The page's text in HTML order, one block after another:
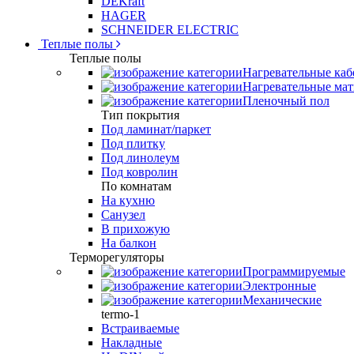
HAGER
SCHNEIDER ELECTRIC
Теплые полы
Теплые полы
Нагревательные
Нагревательные
Пленочный пол
Тип покрытия
Под ламинат/паркет
Под плитку
Под линолеум
Под ковролин
По комнатам
На кухню
Санузел
В прихожую
На балкон
Терморегуляторы
Программируемые
Электронные
Механические
termo-1
Встраиваемые
Накладные